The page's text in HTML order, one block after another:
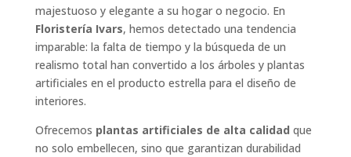
majestuoso y elegante a su hogar o negocio. En
Floristería Ivars, hemos detectado una tendencia
imparable: la falta de tiempo y la búsqueda de un
realismo total han convertido a los árboles y plantas
artificiales en el producto estrella para el diseño de
interiores.
Ofrecemos plantas artificiales de alta calidad que
no solo embellecen, sino que garantizan durabilidad